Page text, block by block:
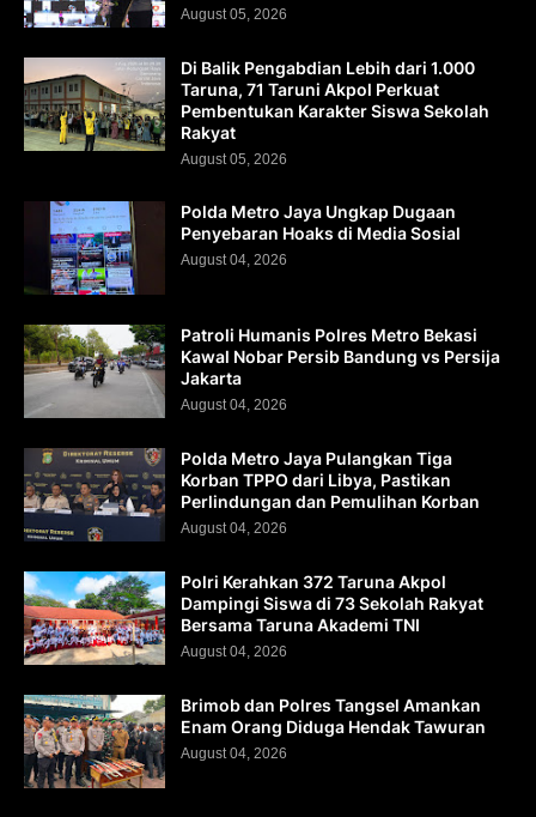
August 05, 2026
Di Balik Pengabdian Lebih dari 1.000
Taruna, 71 Taruni Akpol Perkuat
Pembentukan Karakter Siswa Sekolah
Rakyat
August 05, 2026
Polda Metro Jaya Ungkap Dugaan
Penyebaran Hoaks di Media Sosial
August 04, 2026
Patroli Humanis Polres Metro Bekasi
Kawal Nobar Persib Bandung vs Persija
Jakarta
August 04, 2026
Polda Metro Jaya Pulangkan Tiga
Korban TPPO dari Libya, Pastikan
Perlindungan dan Pemulihan Korban
August 04, 2026
Polri Kerahkan 372 Taruna Akpol
Dampingi Siswa di 73 Sekolah Rakyat
Bersama Taruna Akademi TNI
August 04, 2026
Brimob dan Polres Tangsel Amankan
Enam Orang Diduga Hendak Tawuran
August 04, 2026